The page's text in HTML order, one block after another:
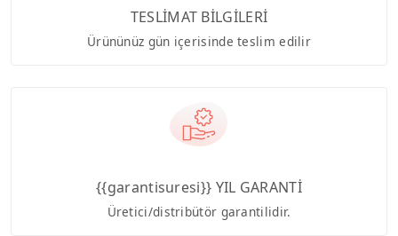
TESLİMAT BİLGİLERİ
Ürününüz gün içerisinde teslim edilir
{{garantisuresi}} YIL GARANTİ
Üretici/distribütör garantilidir.